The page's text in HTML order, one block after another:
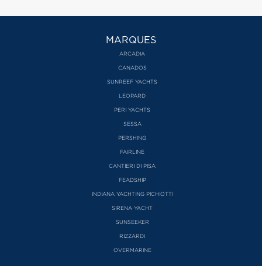
MARQUES
ARCADIA
CANADOS
SUNREEF YACHTS
LEOPARD
PERI YACHTS
SESSA
PERSHING
FAIRLINE
CANTIERI DI PISA
FEADSHIP
INDIANA YACHTING PICHIOTTI
SIRENA YACHT
SUNSEEKER
RIZZARDI
OVERMARINE